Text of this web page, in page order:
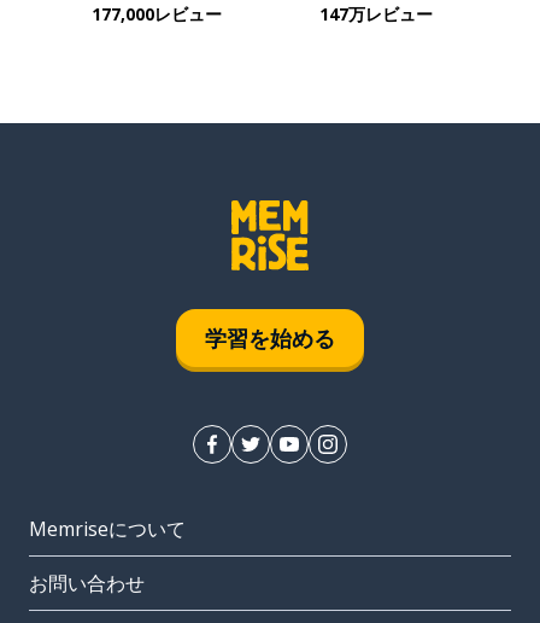
177,000レビュー 147万レビュー
学習を始める
Memriseについて
お問い合わせ